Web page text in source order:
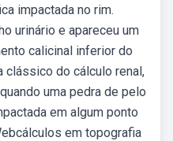
impactada no rim.
urinário e apareceu um
calicinal inferior do
clássico do cálculo renal,
uma pedra de pelo
em algum ponto
em topografia